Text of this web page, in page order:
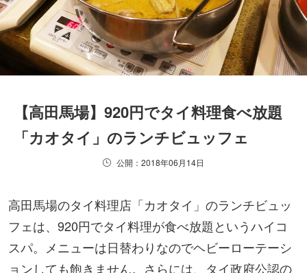
【高田馬場】920円でタイ料理食べ放題
「カオタイ」のランチビュッフェ
公開：2018年06月14日
高田馬場のタイ料理店「カオタイ」のランチビュッ
フェは、920円でタイ料理が食べ放題というハイコ
スパ。メニューは日替わりなのでヘビーローテーシ
ョンしても飽きません。さらには、タイ政府公認の